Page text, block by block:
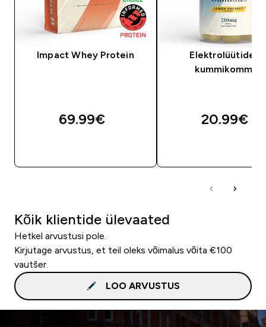
Impact Whey Protein
69.99€‎
Elektrolüütidega
kummikommid
20.99€‎
Kõik klientide ülevaated
Hetkel arvustusi pole.
Kirjutage arvustus, et teil oleks võimalus võita €100
vautšer.
LOO ARVUSTUS